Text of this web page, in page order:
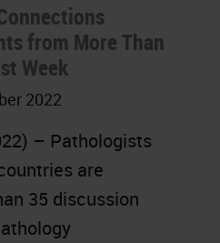
from More Than
Week
2022
– Pathologists
are
35 discussion